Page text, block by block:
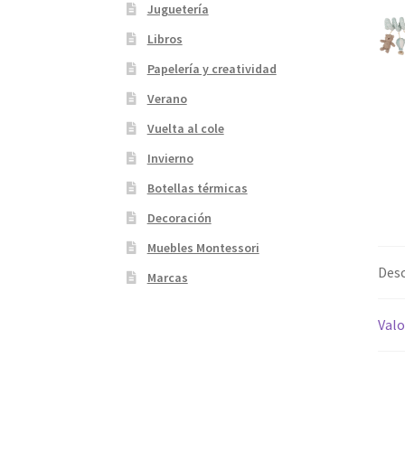
Juguetería
Libros
Papelería y creatividad
Verano
Vuelta al cole
Invierno
Botellas térmicas
Decoración
Muebles Montessori
Marcas